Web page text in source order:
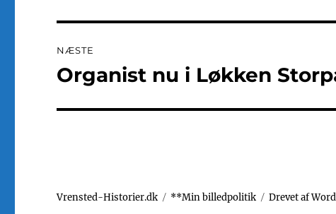
NÆSTE
Næste
Organist nu i Løkken
Vrensted-Historier.dk **Min billedpolitik Drevet af